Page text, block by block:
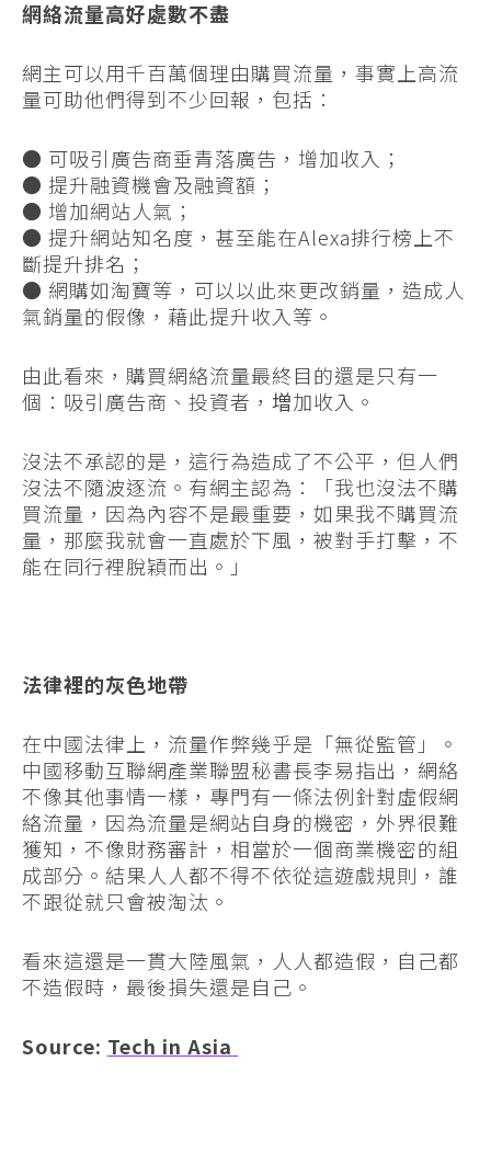
網絡流量高好處數不盡
網主可以用千百萬個理由購買流量，事實上高流
量可助他們得到不少回報，包括：
● 可吸引廣告商垂青落廣告，增加收入；
● 提升融資機會及融資額；
● 增加網站人氣；
● 提升網站知名度，甚至能在Alexa排行榜上不
斷提升排名；
● 網購如淘寶等，可以以此來更改銷量，造成人
氣銷量的假像，藉此提升收入等。
由此看來，購買網絡流量最終目的還是只有一
個：吸引廣告商、投資者，増加收入。
沒法不承認的是，這行為造成了不公平，但人們
沒法不隨波逐流。有網主認為：「我也沒法不購
買流量，因為內容不是最重要，如果我不購買流
量，那麼我就會一直處於下風，被對手打擊，不
能在同行裡脫穎而出。」
法律裡的灰色地帶
在中國法律上，流量作弊幾乎是「無從監管」。
中國移動互聯網產業聯盟秘書長李易指出，網絡
不像其他事情一樣，專門有一條法例針對虛假網
絡流量，因為流量是網站自身的機密，外界很難
獲知，不像財務審計，相當於一個商業機密的組
成部分。結果人人都不得不依從這遊戲規則，誰
不跟從就只會被淘汰。
看來這還是一貫大陸風氣，人人都造假，自己都
不造假時，最後損失還是自己。
Source: Tech in Asia